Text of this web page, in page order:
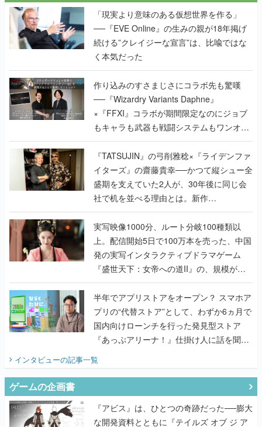
く本気だった
作り込みのすさまじさにコラボ先も驚嘆
──『Wizardry Variants Daphne』
×『FFXI』コラボが期間限定なのにジョブ
もキャラも武器も戦闘システムもワンオフ
で作り込まれた理由を両ディレクターに聞
く
『TATSUJIN』の弓削雅稔×『ライデンファ
イターズ』の齋藤貴幸──かつて縦シュー全
盛期を支えていた2人が、30年後に同じ会
社で机を並べる理由とは。新作
『TATSUJIN EXTREME』で初タッグを組
んだレジェンド2人に訊く開発秘話
実写映像1000分、ルート分岐100種類以
上。配信開始5日で100万本を売った、中国
発の実写インタラクティブドラマゲーム
『盛世天下：女帝への道II』の、規模が違
うこだわりをプロデューサーに聞いた
半年でアプリストアをオープン？ スマホア
プリの“代替ストア”として、わずか6ヵ月で
国内向けローンチを行った発見型ストア
『あっぷアリーナ！』仕掛け人に話を聞い
てみた
インタビューの記事一覧
『アビス』は、ひとつの奇跡だった──膨大
な開発資料とともに『テイルズ オブ ジ ア
るRPG」が生まれた理由【ゲームの企画
書】